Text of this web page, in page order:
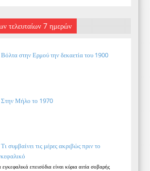
τελευταίων 7 ημερών
Βόλτα στην Ερμού την δεκαετία του 1900
Στην Μήλο το 1970
Τι συμβαίνει τις μέρες ακριβώς πριν το
εγκεφαλικά επεισόδια είναι κύρια αιτία σοβαρής